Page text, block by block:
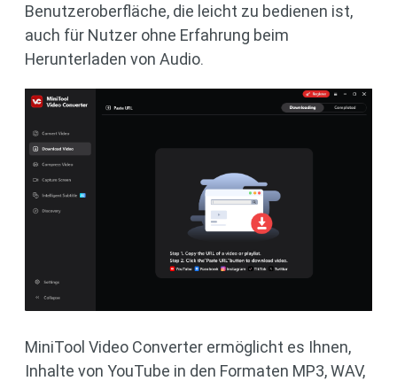
Benutzeroberfläche, die leicht zu bedienen ist,
auch für Nutzer ohne Erfahrung beim
Herunterladen von Audio.
MiniTool Video Converter ermöglicht es Ihnen,
Inhalte von YouTube in den Formaten MP3, WAV,